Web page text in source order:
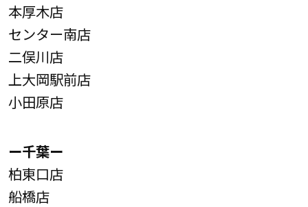
本厚木店
センター南店
二俣川店
上大岡駅前店
小田原店
ー千葉ー
柏東口店
船橋店